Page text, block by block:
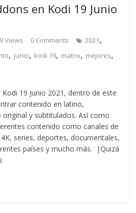
en Kodi 19 Junio
Views 0 Comments 2021,
, junio, kodi 19, matrix, mejores,
19 Junio 2021, dentro de este
contenido en latino,
y subtitulados. Así como
contenido como canales de
series, deportes, documentales,
países y mucho más. |Quizá